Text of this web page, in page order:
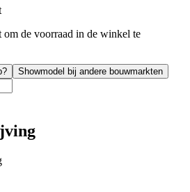
de voorraad in de winkel te
Showmodel bij andere bouwmarkten